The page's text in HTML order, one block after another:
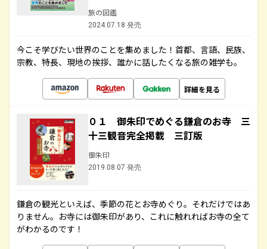
旅の図鑑
2024.07.18 発売
今こそ学びたい世界のことを集めました！首都、言語、民族、
宗教、特長、現地の挨拶、誰かに話したくなる旅の雑学も。
詳細を見る
０１ 御朱印でめぐる鎌倉のお寺 三
十三観音完全掲載 三訂版
御朱印
2019.08.07 発売
鎌倉の観光といえば、季節の花とお寺めぐり。それだけではあ
りません。お寺には御朱印があり、これに触れればお寺の全て
がわかるのです！